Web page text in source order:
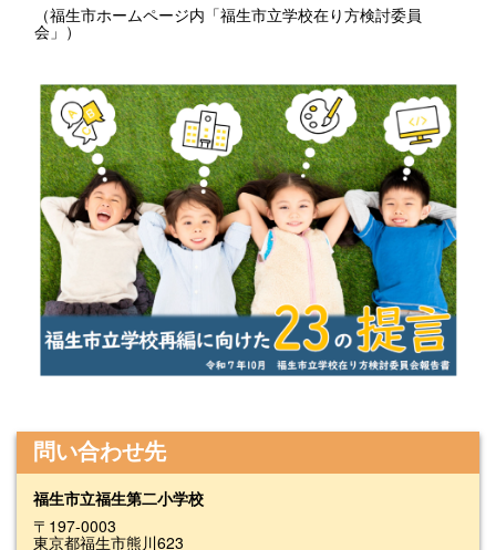
（福生市ホームページ内「福生市立学校在り方検討委員
会」）
問い合わせ先
福生市立福生第二小学校
〒197-0003
東京都福生市熊川623